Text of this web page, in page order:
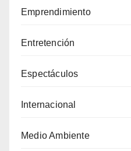
Emprendimiento
Entretención
Espectáculos
Internacional
Medio Ambiente